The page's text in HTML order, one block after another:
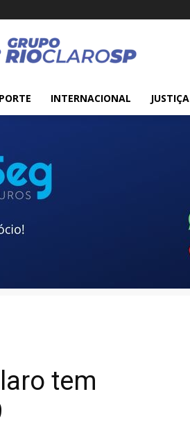
INTERNACIONAL JUSTIÇA
tem